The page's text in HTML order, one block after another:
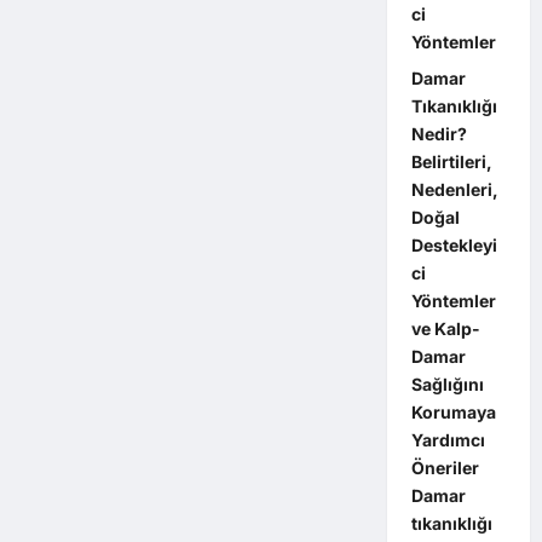
ci
Yöntemler
Damar
Tıkanıklığı
Nedir?
Belirtileri,
Nedenleri,
Doğal
Destekleyi
ci
Yöntemler
ve Kalp-
Damar
Sağlığını
Korumaya
Yardımcı
Öneriler
Damar
tıkanıklığı